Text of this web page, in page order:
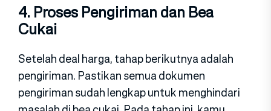
4. Proses Pengiriman dan Bea
Cukai
Setelah deal harga, tahap berikutnya adalah
pengiriman. Pastikan semua dokumen
pengiriman sudah lengkap untuk menghindari